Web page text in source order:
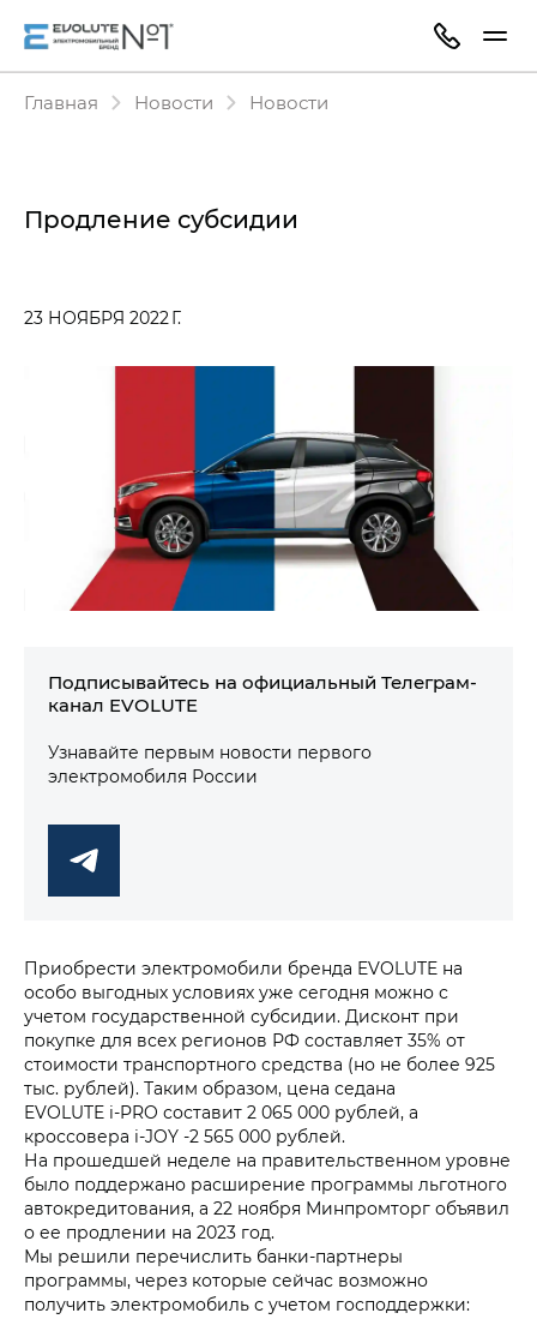
Главная Новости Новости
Продление субсидии
23 НОЯБРЯ 2022 Г.
Подписывайтесь на официальный Телеграм-
канал EVOLUTE
Узнавайте первым новости первого
электромобиля России
Приобрести электромобили бренда EVOLUTE на
особо выгодных условиях уже сегодня можно с
учетом государственной субсидии. Дисконт при
покупке для всех регионов РФ составляет 35% от
стоимости транспортного средства (но не более 925
тыс. рублей). Таким образом, цена седана
EVOLUTE i‑PRO составит 2 065 000 рублей, а
кроссовера i‑JOY -2 565 000 рублей.
На прошедшей неделе на правительственном уровне
было поддержано расширение программы льготного
автокредитования, а 22 ноября Минпромторг объявил
о ее продлении на 2023 год.
Мы решили перечислить банки-партнеры
программы, через которые сейчас возможно
получить электромобиль с учетом господдержки: